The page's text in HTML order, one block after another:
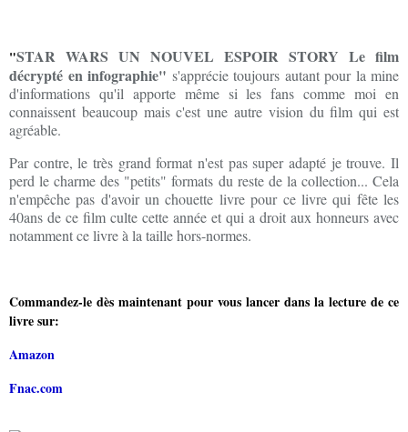
"STAR WARS UN NOUVEL ESPOIR STORY Le film
décrypté en infographie" s'apprécie toujours autant pour la mine
d'informations qu'il apporte même si les fans comme moi en
connaissent beaucoup mais c'est une autre vision du film qui est
agréable.
Par contre, le très grand format n'est pas super adapté je trouve. Il
perd le charme des "petits" formats du reste de la collection... Cela
n'empêche pas d'avoir un chouette livre pour ce livre qui fête les
40ans de ce film culte cette année et qui a droit aux honneurs avec
notamment ce livre à la taille hors-normes.
Commandez-le dès maintenant pour vous lancer dans la lecture de ce
livre sur:
Amazon
Fnac.com